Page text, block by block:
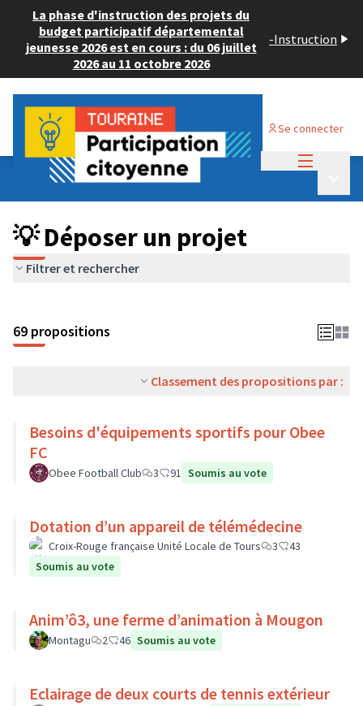
La phase d'instruction des projets du
budget participatif départemental
jeunesse 2026 est en cours : du 06 juillet
2026 au 11 octobre 2026
-Instruction
Se connecter
Budget Participatif ADULTE 2024
💡 Déposer un projet
💡 Déposer un projet
Filtrer et rechercher
69 propositions
Classement des propositions par :
Besoins d'équipements sportifs pour Obee
FC
Obee Football Club 3 91 Soumis au vote
Dotation d’un appareil de télémédecine
Croix-Rouge française Unité Locale de Tours 3
43
Soumis au vote
Anim’ô3, une ferme d’animation à Mougon
Montagu 2 46 Soumis au vote
Eclairage de deux courts de tennis extérieur